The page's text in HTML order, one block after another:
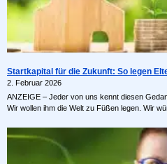
Startkapital für die Zukunft: So legen
2. Februar 2026
ANZEIGE – Jeder von uns kennt diesen
Wir wollen ihm die Welt zu Füßen legen. Wir